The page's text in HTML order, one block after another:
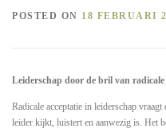
POSTED ON 18 FEBRUARI
Leiderschap door de bril van radicale
Radicale acceptatie in leiderschap
leider kijkt, luistert en aanwezig is. Het